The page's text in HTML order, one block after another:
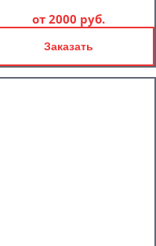
от 2000 руб.
Заказать